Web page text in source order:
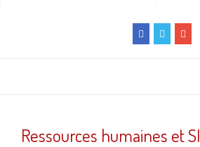
Ressources humaines et SI